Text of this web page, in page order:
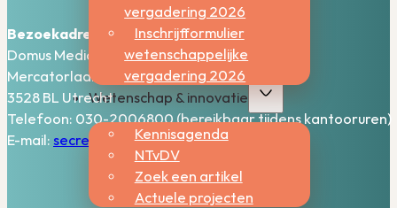
vergadering 2026
Inschrijfformulier
wetenschappelijke
vergadering 2026
Wetenschap & innovatie
Kennisagenda
NTvDV
Zoek een artikel
Actuele projecten
Bezoekadres:
Domus Medica – 5e verdieping
Mercatorlaan 1200
3528 BL Utrecht
Telefoon: 030-2006800 (bereikbaar tijdens kantooruren)
E-mail: secretariaat@nvdv.nl